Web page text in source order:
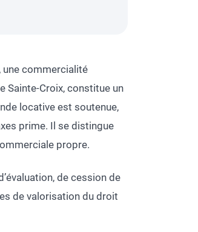
une commercialité
Sainte-Croix, constitue un
locative est soutenue,
prime. Il se distingue
propre.
de cession de
de valorisation du droit